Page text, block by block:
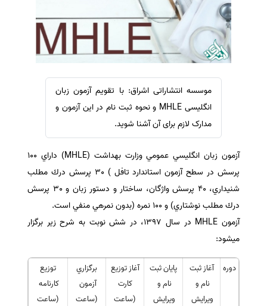
ترجمه عربی به فارسی
مشاهده همه زبان ها
سفارش ویرایش
سفارش پارافریز
سفارش فرمت‌بندی
سفارش معرفی مجله
سفارش معرفی مقاله
سفارش معرفی کتاب
سفارش چکیده مبسوط
سفارش ترجمه مولتی‌مدیا
سفارش گویندگی
سفارش تولید محتوا
سفارش ترجمه همزمان
سفارش چکیده گرافیکی
سفارش تهیه کاورلتر
سفارش انگیزه‌نامه‌SOP
موسسه انتشاراتی اشراق: با تقویم آزمون زبان
انگلیسی MHLE و نحوه ثبت نام در این آزمون و
مدارک لازم برای آن آشنا شوید.
آزمون زبان انگليسي عمومي وزارت بهداشت (MHLE) داراي ١٠٠
پرسش در سطح آزمون استاندارد تافل ) ٣٠ پرسش درك مطلب
شنيداري، ٤٠ پرسش واژگان، ساختار و دستور زبان و ٣٠ پرسش
درك مطلب نوشتاري) و ١٠٠ نمره (بدون نمرهي منفي است.
آزمون MHLE در سال ١٣٩٧، در شش نوبت به شرح زير برگزار
ميشود:
دوره
آغاز ثبت
نام و
ويرايش
پايان ثبت
نام و
ويرايش
آغاز توزيع
كارت
(ساعت
برگزاري
آزمون
(ساعت
توزيع
كارنامه
(ساعت